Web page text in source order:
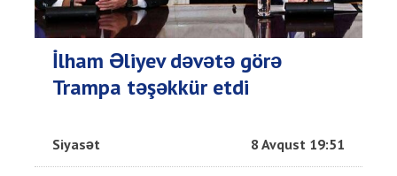
İlham Əliyev dəvətə görə
Trampa təşəkkür etdi
Siyasət 8 Avqust 19:51